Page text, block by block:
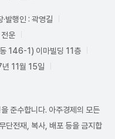
·발행인 : 곽영길
운
146-1) 이마빌딩 11층
11월 15일
준수합니다. 아주경제의 모든
단전재, 복사, 배포 등을 금지합